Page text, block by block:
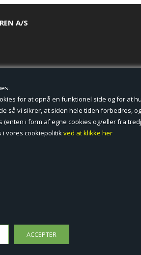
cookies.
for at opnå en funktionel side og for at
så vi sikrer, at siden hele tiden forbedres,
i form af egne cookies og/eller fra
i vores cookiepolitikved at klikke her
A/S
butikken